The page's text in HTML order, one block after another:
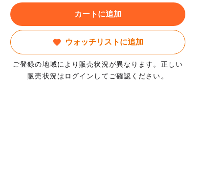
カートに追加
ウォッチリストに追加
ご登録の地域により販売状況が異なります。正しい
販売状況はログインしてご確認ください。